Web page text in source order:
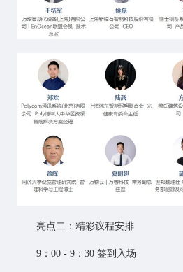
亮点二：精彩议程安排
9：00 - 9：30 签到入场